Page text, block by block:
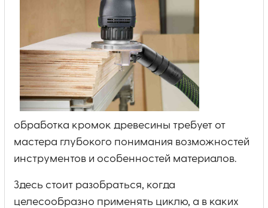
обработка кромок древесины требует от
мастера глубокого понимания возможностей
инструментов и особенностей материалов.
Здесь стоит разобраться, когда
целесообразно применять циклю, а в каких